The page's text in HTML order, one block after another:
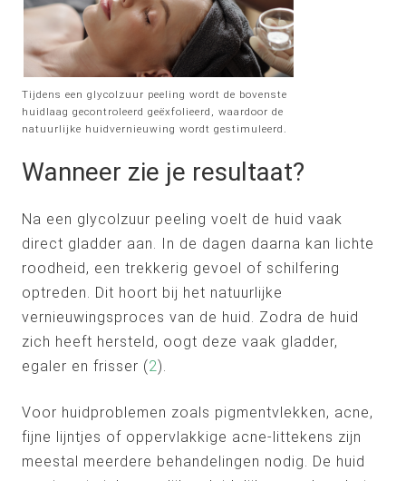
Tijdens een glycolzuur peeling wordt de bovenste
huidlaag gecontroleerd geëxfolieerd, waardoor de
natuurlijke huidvernieuwing wordt gestimuleerd.
Wanneer zie je resultaat?
Na een glycolzuur peeling voelt de huid vaak
direct gladder aan. In de dagen daarna kan lichte
roodheid, een trekkerig gevoel of schilfering
optreden. Dit hoort bij het natuurlijke
vernieuwingsproces van de huid. Zodra de huid
zich heeft hersteld, oogt deze vaak gladder,
egaler en frisser (2).
Voor huidproblemen zoals pigmentvlekken, acne,
fijne lijntjes of oppervlakkige acne-littekens zijn
meestal meerdere behandelingen nodig. De huid